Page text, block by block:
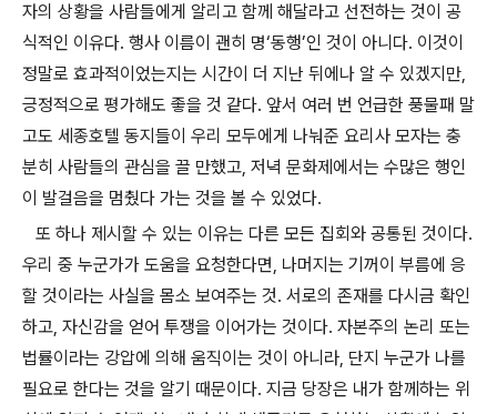
자의 상황을 사람들에게 알리고 함께 해달라고 선전하는 것이 공
식적인 이유다. 행사 이름이 괜히 명‘동행’인 것이 아니다. 이것이
정말로 효과적이었는지는 시간이 더 지난 뒤에나 알 수 있겠지만,
긍정적으로 평가해도 좋을 것 같다. 앞서 여러 번 언급한 풍물패 말
고도 세종호텔 동지들이 우리 모두에게 나눠준 요리사 모자는 충
분히 사람들의 관심을 끌 만했고, 저녁 문화제에서는 수많은 행인
이 발걸음을 멈췄다 가는 것을 볼 수 있었다.
또 하나 제시할 수 있는 이유는 다른 모든 집회와 공통된 것이다.
우리 중 누군가가 도움을 요청한다면, 나머지는 기꺼이 부름에 응
할 것이라는 사실을 몸소 보여주는 것. 서로의 존재를 다시금 확인
하고, 자신감을 얻어 투쟁을 이어가는 것이다. 자본주의 논리 또는
법률이라는 강압에 의해 움직이는 것이 아니라, 단지 누군가 나를
필요로 한다는 것을 알기 때문이다. 지금 당장은 내가 함께하는 위